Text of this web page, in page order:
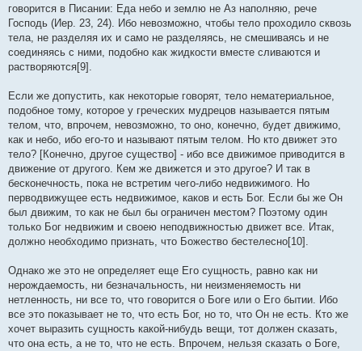
говорится в Писании: Еда небо и землю не Аз наполняю, рече
Господь (Иер. 23, 24). Ибо невозможно, чтобы тело проходило сквозь
тела, не разделяя их и само не разделяясь, не смешиваясь и не
соединяясь с ними, подобно как жидкости вместе сливаются и
растворяются[9].
Если же допустить, как некоторые говорят, тело нематериальное,
подобное тому, которое у греческих мудрецов называется пятым
телом, что, впрочем, невозможно, то оно, конечно, будет движимо,
как и небо, ибо его-то и называют пятым телом. Но кто движет это
тело? [Конечно, другое существо] - ибо все движимое приводится в
движение от другого. Кем же движется и это другое? И так в
бесконечность, пока не встретим чего-либо недвижимого. Но
перводвижущее есть недвижимое, каков и есть Бог. Если бы же Он
был движим, то как не был бы ограничен местом? Поэтому один
только Бог недвижим и своею неподвижностью движет все. Итак,
должно необходимо признать, что Божество бестелесно[10].
Однако же это не определяет еще Его сущность, равно как ни
нерождаемость, ни безначальность, ни неизменяемость ни
нетленность, ни все то, что говорится о Боге или о Его бытии. Ибо
все это показывает не то, что есть Бог, но то, что Он не есть. Кто же
хочет выразить сущность какой-нибудь вещи, тот должен сказать,
что она есть, а не то, что не есть. Впрочем, нельзя сказать о Боге,